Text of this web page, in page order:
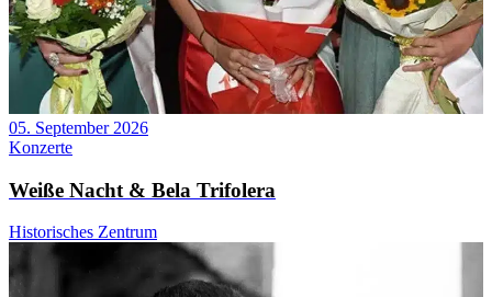
05. September 2026
Konzerte
Weiße Nacht & Bela Trifolera
Historisches Zentrum